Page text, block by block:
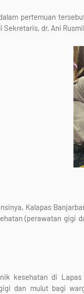
pertemuan
Sekretaris, dr. Ani
Kalapas
(perawatan gigi
kesehatan di
dan mulut bagi